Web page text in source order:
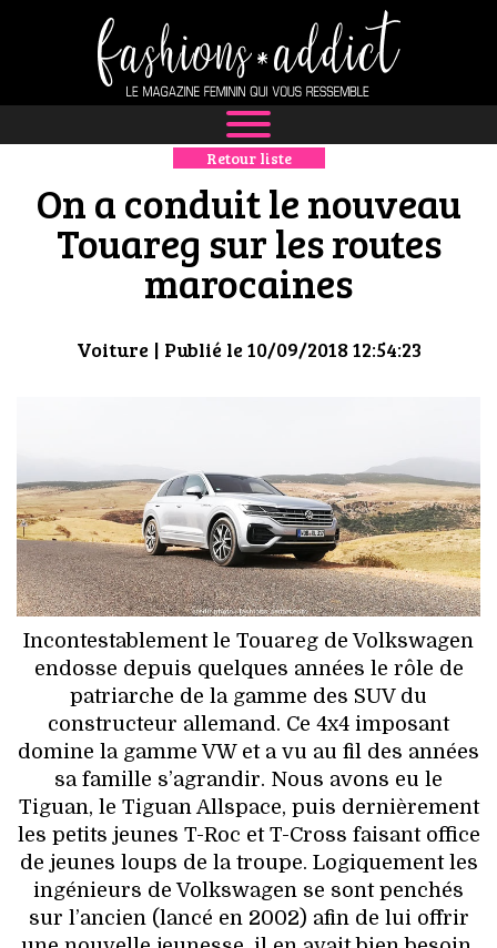
NEWS
MODE
LUXE
DÉFILÉS
HIGH TECH
MAISON
AUTO
LIEUX TENDANCES
BEAUTÉ
MODE DE RUE
JEUNES CRÉATEURS
HISTOIRE DES MARQUES
Retour liste
On a conduit le nouveau
Touareg sur les routes
marocaines
Voiture| Publié le 10/09/2018 12:54:23
Incontestablement le Touareg de Volkswagen
endosse depuis quelques années le rôle de
patriarche de la gamme des SUV du
constructeur allemand. Ce 4x4 imposant
domine la gamme VW et a vu au fil des années
sa famille s’agrandir. Nous avons eu le
Tiguan, le Tiguan Allspace, puis dernièrement
les petits jeunes T-Roc et T-Cross faisant office
de jeunes loups de la troupe. Logiquement les
ingénieurs de Volkswagen se sont penchés
sur l’ancien (lancé en 2002) afin de lui offrir